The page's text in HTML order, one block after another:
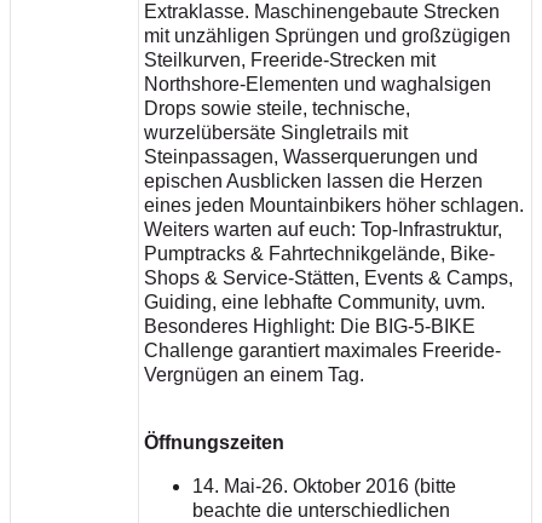
Extraklasse. Maschinengebaute Strecken
mit unzähligen Sprüngen und großzügigen
Steilkurven, Freeride-Strecken mit
Northshore-Elementen und waghalsigen
Drops sowie steile, technische,
wurzelübersäte Singletrails mit
Steinpassagen, Wasserquerungen und
epischen Ausblicken lassen die Herzen
eines jeden Mountainbikers höher schlagen.
Weiters warten auf euch: Top-Infrastruktur,
Pumptracks & Fahrtechnikgelände, Bike-
Shops & Service-Stätten, Events & Camps,
Guiding, eine lebhafte Community, uvm.
Besonderes Highlight: Die BIG-5-BIKE
Challenge garantiert maximales Freeride-
Vergnügen an einem Tag.
Öffnungszeiten
14. Mai-26. Oktober 2016 (bitte
beachte die unterschiedlichen